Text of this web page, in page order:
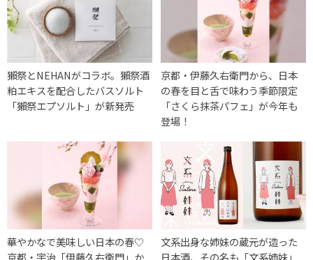
獺祭とNEHANがコラボ。獺祭酒
粕エキスを配合したバスソルト
「獺祭エプソルト」が新発売
京都・伊藤久右衛門から、日本
の春を目と舌で味わう季節限定
「さくら抹茶パフェ」が今年も
登場！
華やかなで美味しい日本の春♡
文系出身な姉妹の蔵元が造った